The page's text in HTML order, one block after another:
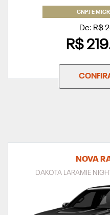
CNPJ E
De: R$
R$
NOVA
DAKOTA LARAMIE